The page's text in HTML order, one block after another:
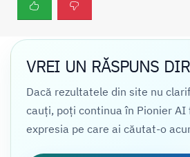
VREI UN RĂSPUNS
Dacă rezultatele din site nu
cauți, poți continua în Pionier AI
expresia pe care ai căutat-o